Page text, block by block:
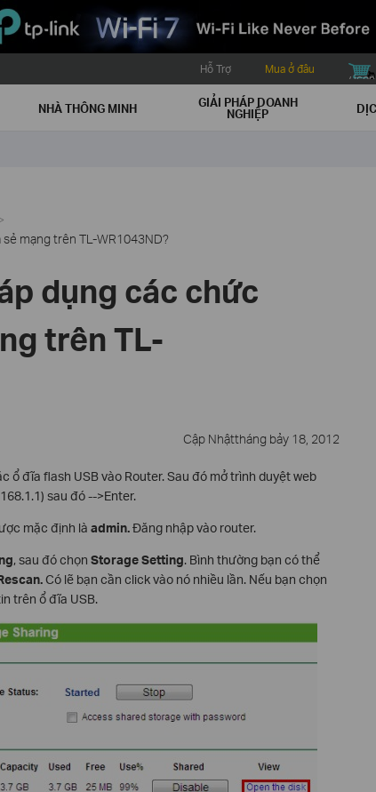
Hỗ Trợ Mua ở đâu
buy icon
NHÀ THÔNG MINH GIẢI PHÁP DOANH
NGHIỆP
mạng trên TL-WR1043ND?
dụng các chức
trên TL-
Cập Nhậttháng bảy 18, 2012
ổ đĩa flash USBvào Router. Sau đó mở trình duyệt web
sau đó -->Enter.
mặc định là admin.Đăng nhập vào router.
, sau đó chọn Storage Setting. Bình thường bạn có thể
Có lẽ bạn cần click vào nó nhiều lần. Nếu bạn chọn
trên ổ đĩa USB.